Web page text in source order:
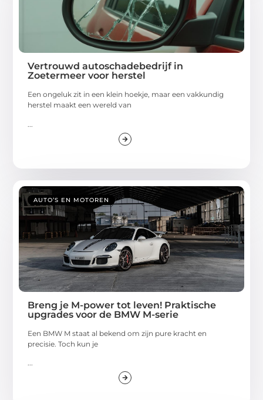
Vertrouwd autoschadebedrijf in
Zoetermeer voor herstel
Een ongeluk zit in een klein hoekje, maar een vakkundig
herstel maakt een wereld van
AUTO’S EN MOTOREN
Breng je M-power tot leven! Praktische
upgrades voor de BMW M-serie
Een BMW M staat al bekend om zijn pure kracht en
precisie. Toch kun je
...